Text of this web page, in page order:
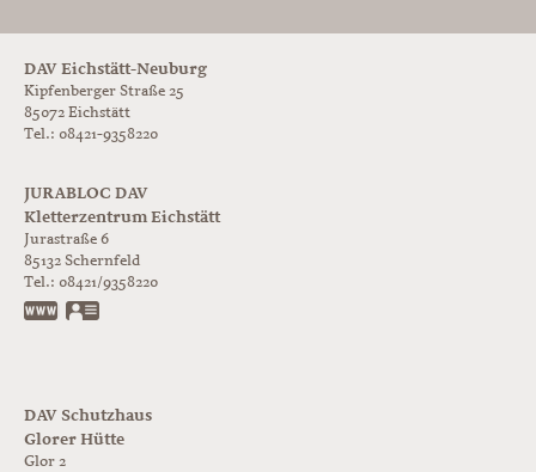
DAV Eichstätt-Neuburg
Kipfenberger Straße 25
85072 Eichstätt
Tel.: 08421-9358220
JURABLOC DAV
Kletterzentrum Eichstätt
Jurastraße 6
85132 Schernfeld
Tel.: 08421/9358220
www.jurabloc.de
DAV Schutzhaus
Glorer Hütte
Glor 2